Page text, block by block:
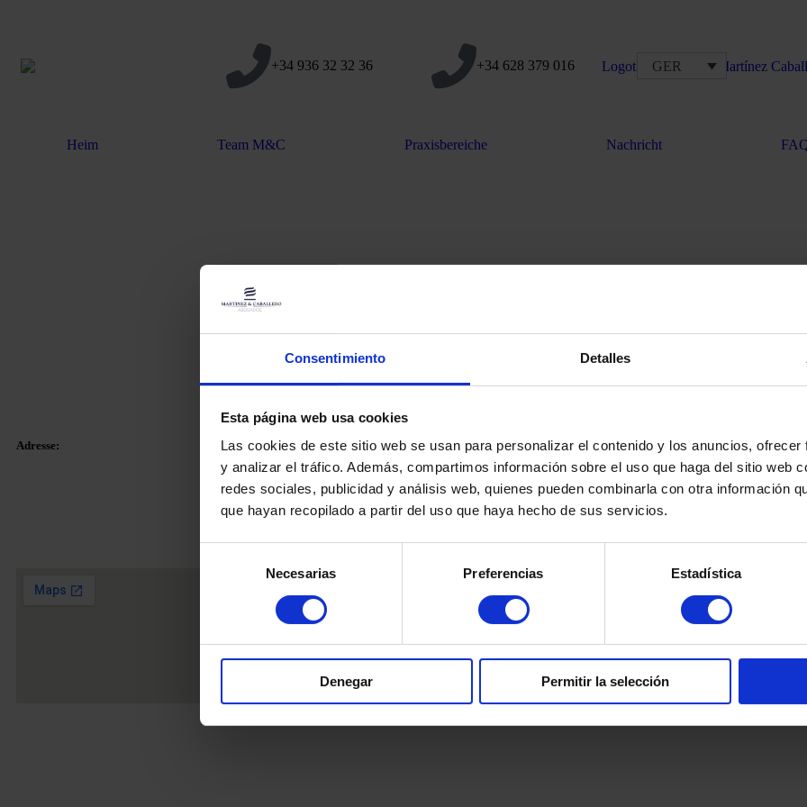
Consentimiento Detalles
Esta página web usa cookies
Las cookies de este sitio web se usan para personalizar el contenido y los anuncios,
y analizar el tráfico. Además, compartimos información sobre el uso que haga del sitio web
redes sociales, publicidad y análisis web, quienes pueden combinarla con otra información
que hayan recopilado a partir del uso que haya hecho de sus servicios.
consentimiento
Necesarias Preferencias Estadística
Denegar Permitir la selección
+34 936 32 32 36 +34 628 379 016 GER
Heim Team M&C Praxisbereiche Nachricht
Adresse: Kontakt:
E-Mail:info@martinezcaballeroabogados.com
Festnetz: +34 936 32 32 36
Öffnungszeiten:
Montag bis Freitag von
und von 15:00 Uhr bis
Möchten Sie einen Termin
und wir melden uns